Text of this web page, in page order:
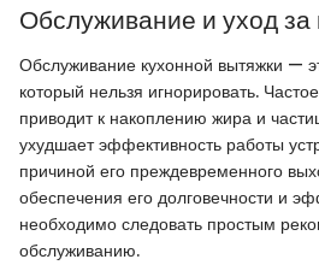
Обслуживание и уход за
Обслуживание кухонной вытяжки —
который нельзя игнорировать.
приводит к накоплению жира и
ухудшает эффективность работы
причиной его преждевременного
обеспечения его долговечности и
необходимо следовать простым
обслуживанию.